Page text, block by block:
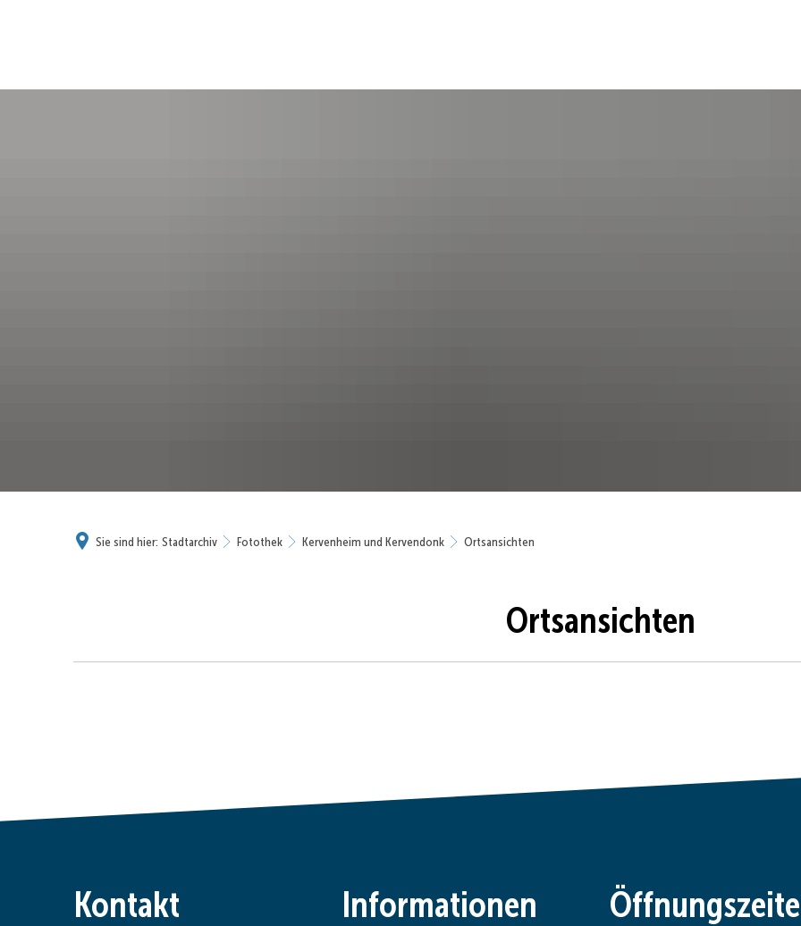
Sie sind hier: Stadtarchiv Fotothek Kervenheim und Kervendonk Ortsansichten
Ortsansichten
Kontakt Informationen